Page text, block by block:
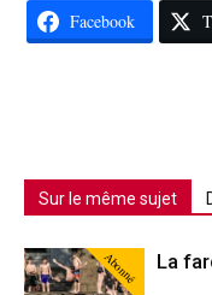
Facebook
Sur le même sujet
Abonné La